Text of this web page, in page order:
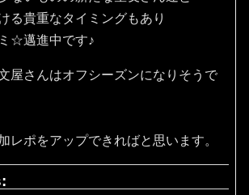
る貴重なタイミングもあり
☆邁進中です♪
屋さんはオフシーズンになりそうで
レポをアップできればと思います。